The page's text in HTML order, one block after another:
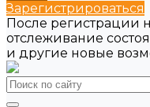
Зарегистрироваться
После регистрации
отслеживание
и другие новые